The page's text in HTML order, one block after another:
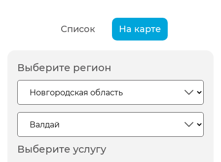
Список На карте
Выберите регион
Выберите услугу